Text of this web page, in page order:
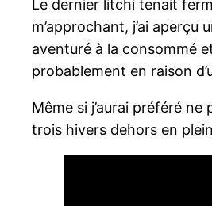
Le dernier litchi tenait
m’approchant, j’ai
aventuré à la consommé
probablement en raison
Même si j’aurai préféré
trois hivers dehors en